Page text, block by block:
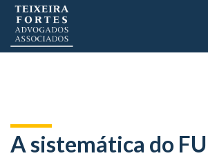
A sistemática do